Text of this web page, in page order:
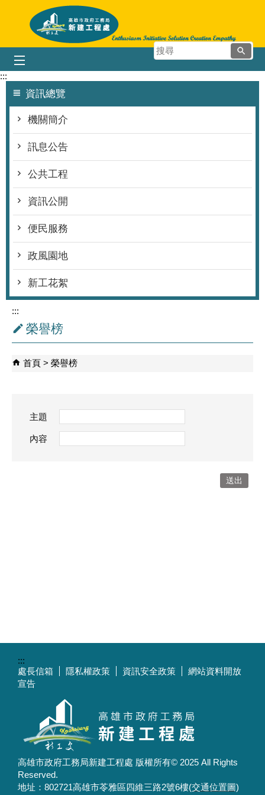
跳到主要內容區塊
搜
尋
:::
資訊總覽
機關簡介
訊息公告
公共工程
資訊公開
便民服務
政風園地
新工花絮
:::
榮譽榜
首頁 榮譽榜
主題
內容
:::
處長信箱
隱私權政策 資訊安全政策
網站資料開放
宣告
高雄市政府工務局新建工程處 版權所有© 2025 All Rights
Reserved.
地址：802721高雄市苓雅區四維三路2號6樓(交通位置圖)